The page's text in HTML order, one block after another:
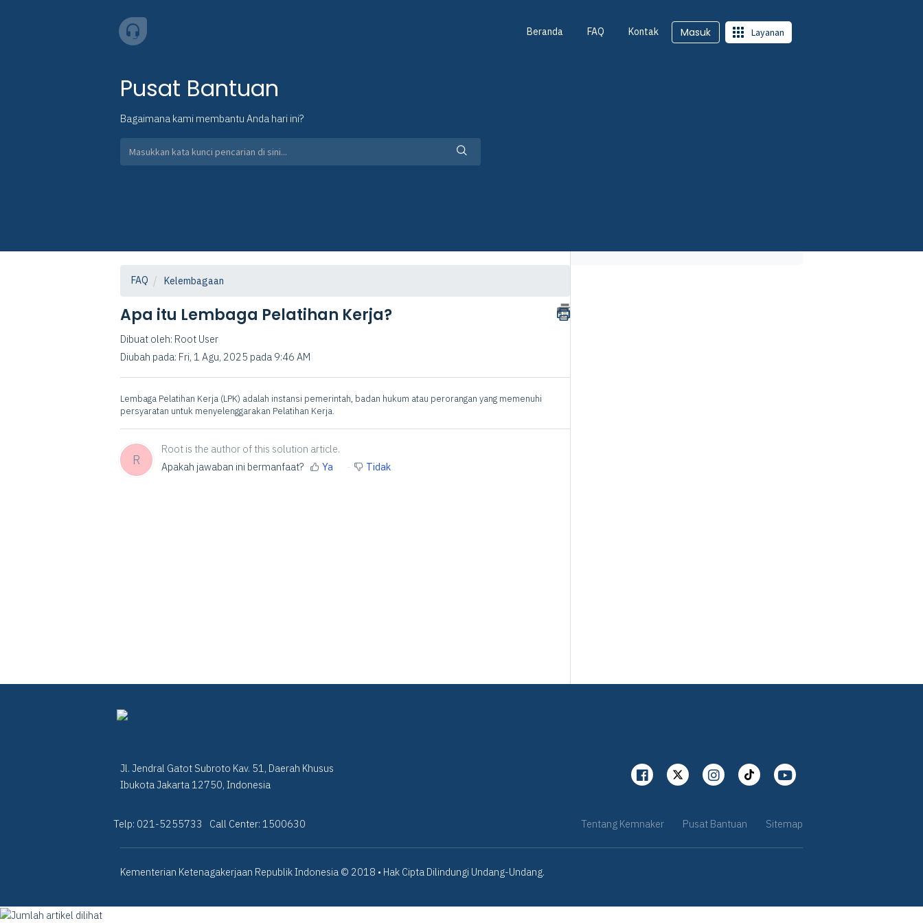
Beranda FAQ Kontak Masuk Layanan
Pusat Bantuan
Bagaimana kami membantu Anda hari ini?
FAQ Kelembagaan
Apa itu Lembaga Pelatihan Kerja?
Dibuat oleh: Root User
Diubah pada: Fri, 1 Agu, 2025 pada 9:46 AM
Lembaga Pelatihan Kerja (LPK) adalah instansi pemerintah, badan hukum atau perorangan yang memenuhi
persyaratan untuk menyelenggarakan Pelatihan Kerja.
R
Root is the author of this solution article.
Apakah jawaban ini bermanfaat?
Ya Tidak
Jl. Jendral Gatot Subroto Kav. 51, Daerah Khusus
Ibukota Jakarta 12750, Indonesia
Telp: 021-5255733 Call Center: 1500630 Tentang Kemnaker Pusat Bantuan Sitemap
Kementerian Ketenagakerjaan Republik Indonesia © 2018 • Hak Cipta Dilindungi Undang-Undang.